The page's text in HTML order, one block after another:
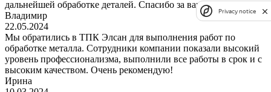
дальнейшей обработке деталей. Спасибо за вашу работу!
Владимир
22.05.2024
Мы обратились в ТПК Элсан для выполнения работ по
обработке металла. Сотрудники компании показали высокий
уровень профессионализма, выполнили все работы в срок и с
высоким качеством. Очень рекомендую!
Ирина
Privacy notice